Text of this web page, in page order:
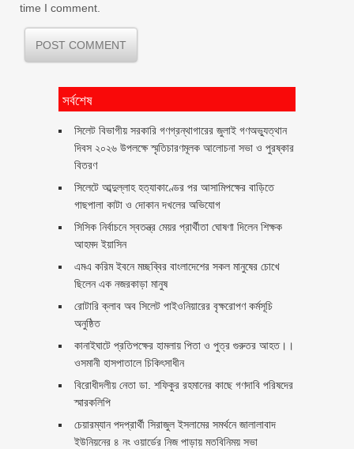
time I comment.
সর্বশেষ
সিলেট বিভাগীয় সরকারি গণগ্রন্থাগারের জুলাই গণঅভ্যুত্থান
দিবস ২০২৬ উপলক্ষে স্মৃতিচারণমূলক আলোচনা সভা ও পুরষ্কার
বিতরণ ‎ ‎
সিলেটে আব্দুল্লাহ হত্যাকাণ্ডের পর আসামিপক্ষের বাড়িতে
গাছপালা কাটা ও দোকান দখলের অভিযোগ
সিসিক নির্বাচনে স্বতন্ত্র মেয়র প্রার্থীতা ঘোষণা দিলেন শিক্ষক
আহমদ ইয়াসিন
এমএ করিম ইবনে মচ্ছব্বির বাংলাদেশের সকল মানুষের চোখে
ছিলেন এক নজরকাড়া মানুষ ‎
রোটারি ক্লাব অব সিলেট পাইওনিয়ারের বৃক্ষরোপণ কর্মসূচি
অনুষ্ঠিত
কানাইঘাটে প্রতিপক্ষের হামলায় পিতা ও পুত্র গুরুতর আহত।।
ওসমানী হাসপাতালে চিকিৎসাধীন
বিরোধীদলীয় নেতা ডা. শফিকুর রহমানের কাছে গণদাবি পরিষদের
স্মারকলিপি ‎
চেয়ারম্যান পদপ্রার্থী সিরাজুল ইসলামের সমর্থনে জালালাবাদ
ইউনিয়নের ৪ নং ওয়ার্ডের নিজ পাড়ায় মতবিনিময় সভা